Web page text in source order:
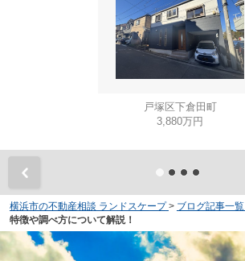
戸塚区下倉田町
3,880万円
横浜市の不動産相談 ランドスケープ > ブログ記事一覧
特徴や調べ方について解説！